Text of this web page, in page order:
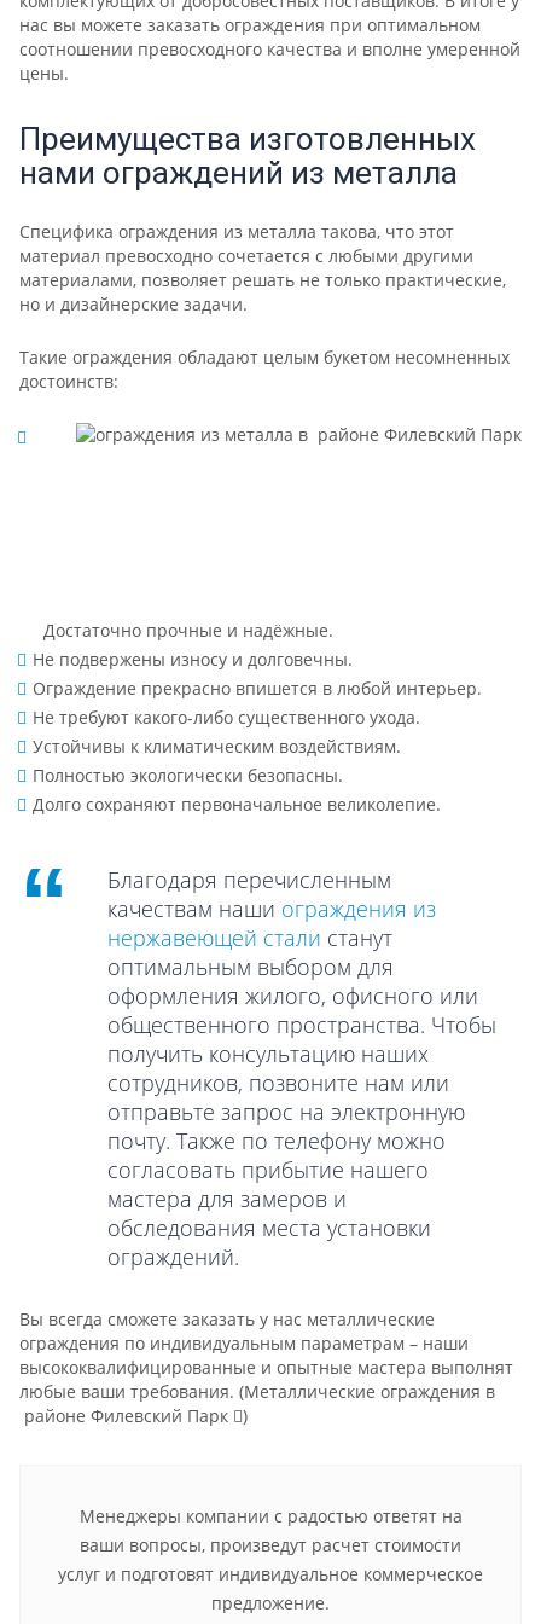
нас вы можете заказать ограждения при оптимальном
соотношении превосходного качества и вполне умеренной
цены.
Преимущества изготовленных
нами ограждений из металла
Специфика ограждения из металла такова, что этот
материал превосходно сочетается с любыми другими
материалами, позволяет решать не только практические,
но и дизайнерские задачи.
Такие ограждения обладают целым букетом несомненных
достоинств:
Достаточно прочные и надёжные.
Не подвержены износу и долговечны.
Ограждение прекрасно впишется в любой интерьер.
Не требуют какого-либо существенного ухода.
Устойчивы к климатическим воздействиям.
Полностью экологически безопасны.
Долго сохраняют первоначальное великолепие.
Благодаря перечисленным
качествам наши ограждения из
нержавеющей стали станут
оптимальным выбором для
оформления жилого, офисного или
общественного пространства. Чтобы
получить консультацию наших
сотрудников, позвоните нам или
отправьте запрос на электронную
почту. Также по телефону можно
согласовать прибытие нашего
мастера для замеров и
обследования места установки
ограждений.
Вы всегда сможете заказать у нас металлические
ограждения по индивидуальным параметрам – наши
высококвалифицированные и опытные мастера выполнят
любые ваши требования. (Металлические ограждения в
районе Филевский Парк
)
Менеджеры компании с радостью ответят на
ваши вопросы, произведут расчет стоимости
услуг и подготовят индивидуальное коммерческое
предложение.